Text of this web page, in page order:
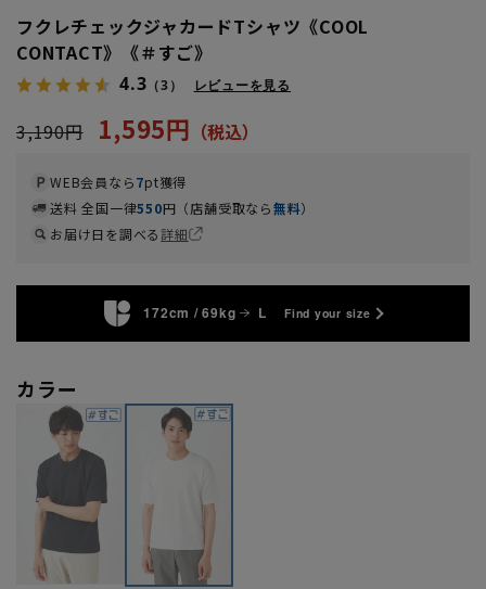
フクレチェックジャカードTシャツ《COOL
CONTACT》《＃すご》
4.3 （3） レビューを見る
3,190円 1,595円
WEB会員なら7pt獲得
送料 全国一律550円（店舗受取なら無料）
お届け日を調べる詳細
172cm / 69kg L Find your size
カラー